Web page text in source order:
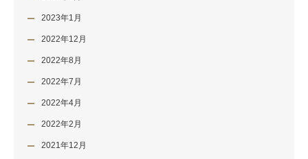
2023年1月
2022年12月
2022年8月
2022年7月
2022年4月
2022年2月
2021年12月